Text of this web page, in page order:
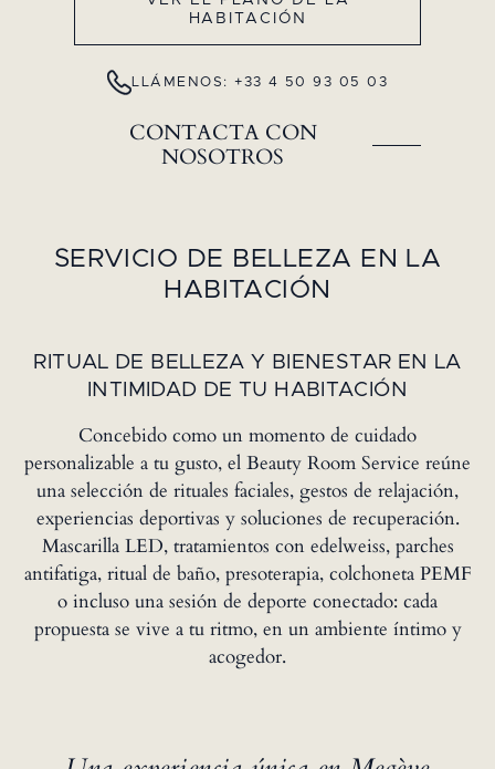
HABITACIÓN
LLÁMENOS: +33 4 50 93 05 03
CONTACTA CON
NOSOTROS
SERVICIO DE BELLEZA EN LA
HABITACIÓN
RITUAL DE BELLEZA Y BIENESTAR EN LA
INTIMIDAD DE TU HABITACIÓN
Concebido como un momento de cuidado
personalizable a tu gusto, el Beauty Room Service reúne
una selección de rituales faciales, gestos de relajación,
experiencias deportivas y soluciones de recuperación.
Mascarilla LED, tratamientos con edelweiss, parches
antifatiga, ritual de baño, presoterapia, colchoneta PEMF
o incluso una sesión de deporte conectado: cada
propuesta se vive a tu ritmo, en un ambiente íntimo y
acogedor.